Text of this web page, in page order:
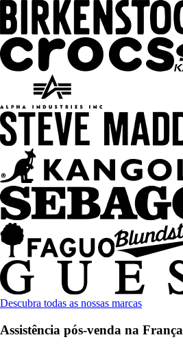
Descubra todas as nossas marcas
Assistência pós-venda na França